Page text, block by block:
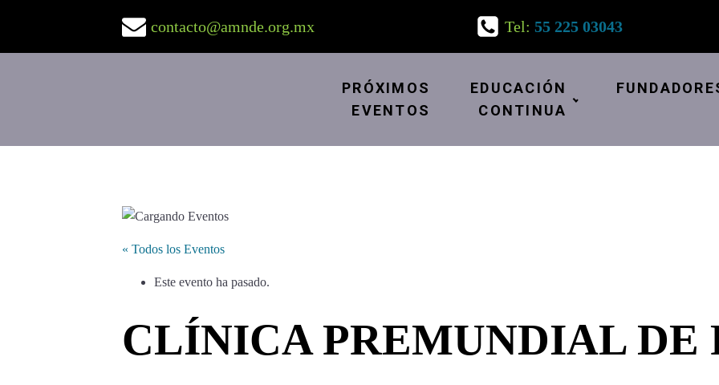
contacto@amnde.org.mx Tel: 55 225 03043
PRÓXIMOS
EVENTOS
EDUCACIÓN
CONTINUA
« Todos los Eventos
Este evento ha pasado.
CLÍNICA PREMUNDIAL DE